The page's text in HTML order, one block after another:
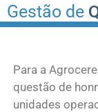
Gestão de
Para a
questão de
unidades